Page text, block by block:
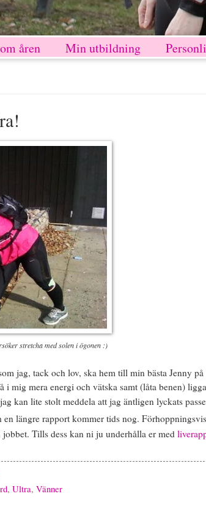
åren Min utbildning
stretcha med solen i ögonen :)
jag, tack och lov, ska hem till min bästa Jenny
i mig mera energi och vätska samt (låta benen)
kan lite stolt meddela att jag äntligen lyckats
en längre rapport kommer tids nog.
Tills dess kan ni ju underhålla er med
, Ultra, Vänner